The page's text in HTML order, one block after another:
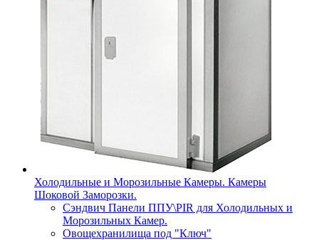
Холодильные и Морозильные Камеры. Камеры
Шоковой Заморозки.
Сэндвич Панели ППУ\PIR для Холодильных и
Морозильных Камер.
Овощехранилища под "Ключ"